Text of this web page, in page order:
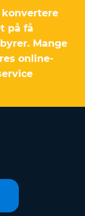
på få
Mange
online-